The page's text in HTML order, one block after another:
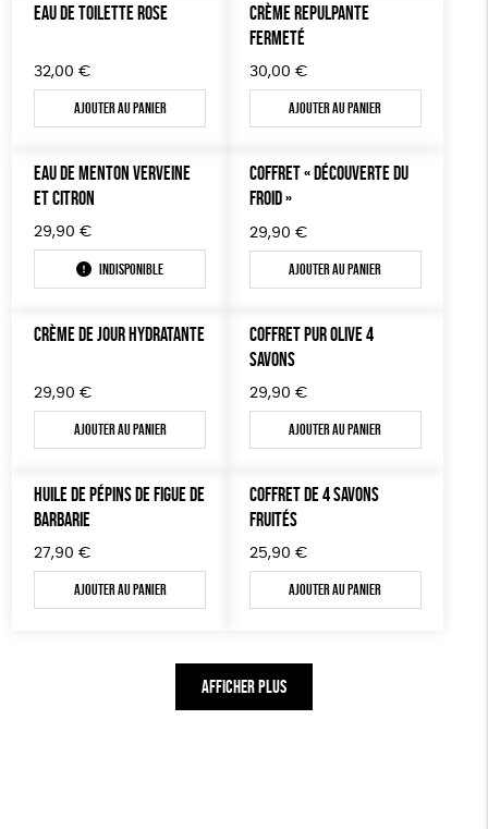
EAU DE TOILETTE ROSE
32,00 €
Ajouter au panier
CRÈME REPULPANTE
FERMETÉ
30,00 €
Ajouter au panier
EAU DE MENTON VERVEINE
ET CITRON
29,90 €
Indisponible
COFFRET « DÉCOUVERTE DU
FROID »
29,90 €
Ajouter au panier
CRÈME DE JOUR HYDRATANTE
29,90 €
Ajouter au panier
COFFRET PUR OLIVE 4
SAVONS
29,90 €
Ajouter au panier
HUILE DE PÉPINS DE FIGUE DE
BARBARIE
27,90 €
Ajouter au panier
COFFRET DE 4 SAVONS
FRUITÉS
25,90 €
Ajouter au panier
AFFICHER PLUS